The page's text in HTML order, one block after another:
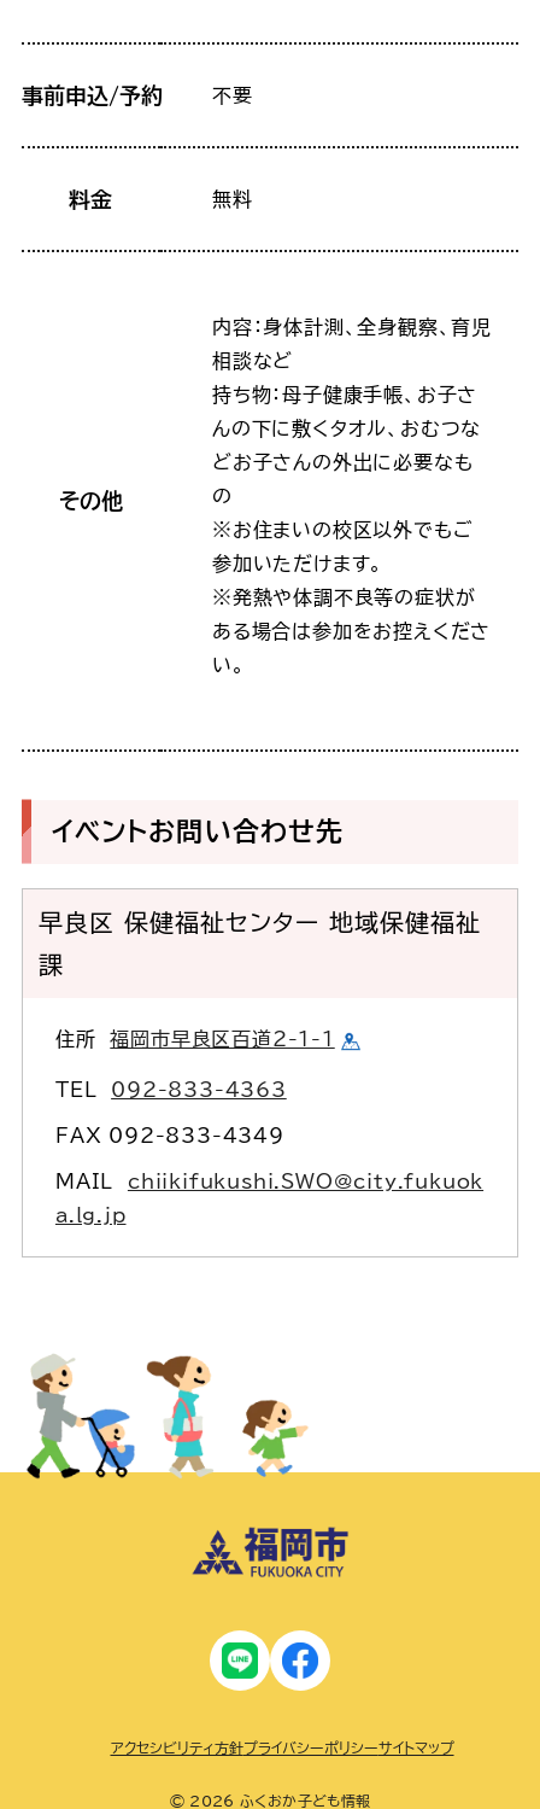
事前申込/予約 不要
料金 無料
その他
内容：身体計測、全身観察、育児
相談など
持ち物：母子健康手帳、お子さ
んの下に敷くタオル、おむつな
どお子さんの外出に必要なも
の
※お住まいの校区以外でもご
参加いただけます。
※発熱や体調不良等の症状が
ある場合は参加をお控えくださ
い。
イベントお問い合わせ先
早良区 保健福祉センター 地域保健福祉
課
住所福岡市早良区百道2-1-1
TEL 092-833-4363
FAX 092-833-4349
MAIL chiikifukushi.SWO@city.fukuok
a.lg.jp
© 2026 ふくおか子ども情報
アクセシビリティ方針プライバシーポリシーサイトマップ